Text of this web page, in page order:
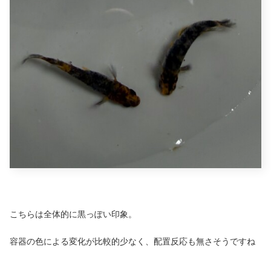
こちらは全体的に黒っぽい印象。
容器の色による変化が比較的少なく、配置反応も無さそうですね